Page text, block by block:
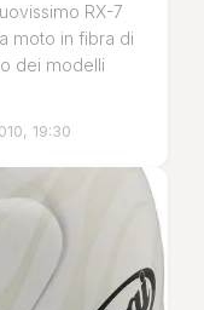
RX-7
moto in fibra di
dei modelli
19:30